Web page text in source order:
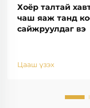
Хоёр талтай
чаш яаж танд
сайжруулдаг вэ
Цааш үзэх